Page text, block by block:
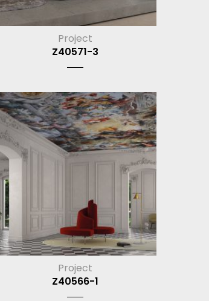
Project
Z40571-3
Project
Z40566-1